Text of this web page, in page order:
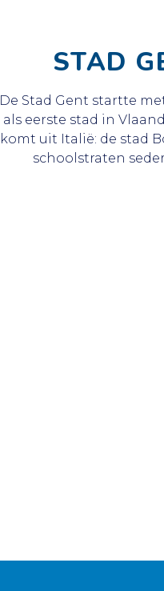
STAD
De Stad Gent startte
als eerste stad in
komt uit Italië: de stad
schoolstraten